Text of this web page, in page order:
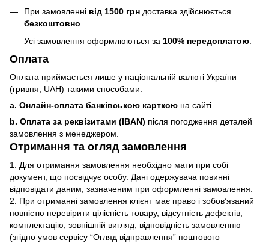
При замовленні від 1500 грн доставка здійснюється
безкоштовно.
Усі замовлення оформлюються за 100% передоплатою
Оплата
Оплата приймається лише у національній валюті України
(гривня, UAH) такими способами:
a. Онлайн-оплата банківською карткою на сайті.
b. Оплата за реквізитами (IBAN) після погодження деталей
замовлення з менеджером.
Отримання та огляд замовлення
1. Для отримання замовлення необхідно мати при собі
документ, що посвідчує особу. Дані одержувача повинні
відповідати даним, зазначеним при оформленні замовлення.
2. При отриманні замовлення клієнт має право і зобов’язаний
повністю перевірити цілісність товару, відсутність дефектів,
комплектацію, зовнішній вигляд, відповідність замовленню
(згідно умов сервісу “Огляд відправлення” поштового